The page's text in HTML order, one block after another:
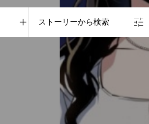
ストーリーから検索